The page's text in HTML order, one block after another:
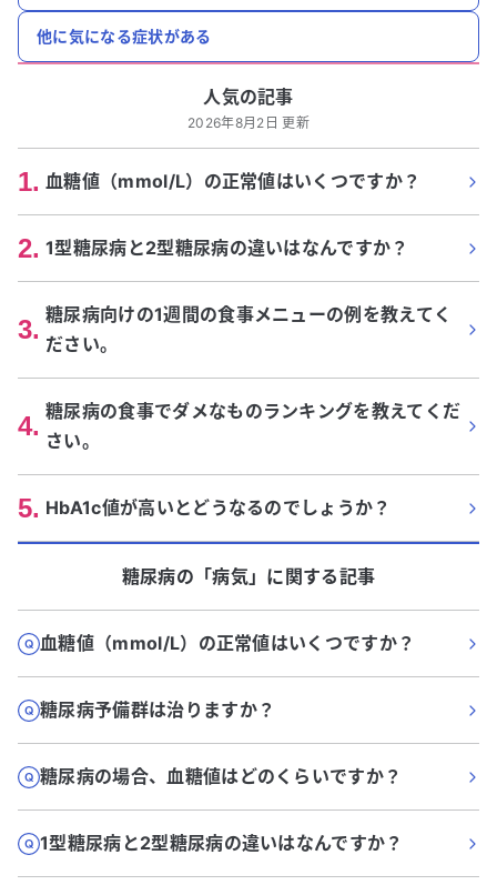
他に気になる症状がある
人気の記事
2026年8月2日 更新
1. 血糖値（mmol/L）の正常値はいくつですか？
2. 1型糖尿病と2型糖尿病の違いはなんですか？
3. 糖尿病向けの1週間の食事メニューの例を教えてく
ださい。
4. 糖尿病の食事でダメなものランキングを教えてくだ
さい。
5. HbA1c値が高いとどうなるのでしょうか？
糖尿病の「病気」に関する記事
血糖値（mmol/L）の正常値はいくつですか？
糖尿病予備群は治りますか？
糖尿病の場合、血糖値はどのくらいですか？
1型糖尿病と2型糖尿病の違いはなんですか？